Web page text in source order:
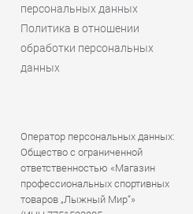
персональных данных
Политика в отношении
обработки персональных
данных
Оператор персональных данных:
Общество с ограниченной
ответственностью «Магазин
профессиональных спортивных
товаров „Лыжный Мир“»